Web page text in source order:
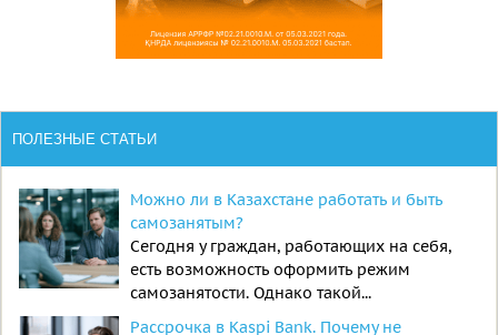
ПОЛЕЗНЫЕ СТАТЬИ
Можно ли в Казахстане работать и быть
самозанятым?
Сегодня у граждан, работающих на себя,
есть возможность оформить режим
самозанятости. Однако такой...
Рассрочка в Kaspi Bank. Почему не